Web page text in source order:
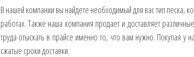
В нашей компании вы найдете необходимый для вас тип песка,
работах. Также наша компания продает и доставляет
труда отыскать в прайсе именно то, что вам нужно. Покупая у
сжатые сроки доставки.